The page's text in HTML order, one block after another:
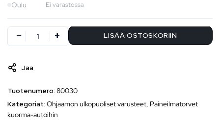
Oulu Ei varastossa
LISÄÄ OSTOSKORIIN
Jaa
Tuotenumero: 80030
Kategoriat: Ohjaamon ulkopuoliset varusteet, Paineilmatorvet
kuorma-autoihin